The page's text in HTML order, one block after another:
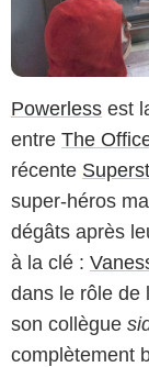
Powerless est
entre The
récente
super-héros
dégâts après
à la clé :
dans le rôle de
son collègue
complètement